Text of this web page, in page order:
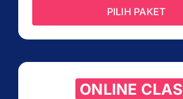
PILIH PAKET
ONLINE